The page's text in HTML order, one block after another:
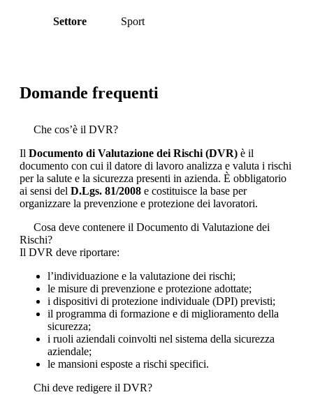
Settore Sport
Domande frequenti
Che cos’è il DVR?
Il Documento di Valutazione dei Rischi (DVR) è il
documento con cui il datore di lavoro analizza e valuta i rischi
per la salute e la sicurezza presenti in azienda. È obbligatorio
ai sensi del D.Lgs. 81/2008 e costituisce la base per
organizzare la prevenzione e protezione dei lavoratori.
Cosa deve contenere il Documento di Valutazione dei
Rischi?
Il DVR deve riportare:
l’individuazione e la valutazione dei rischi;
le misure di prevenzione e protezione adottate;
i dispositivi di protezione individuale (DPI) previsti;
il programma di formazione e di miglioramento della
sicurezza;
i ruoli aziendali coinvolti nel sistema della sicurezza
aziendale;
le mansioni esposte a rischi specifici.
Chi deve redigere il DVR?